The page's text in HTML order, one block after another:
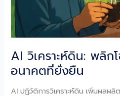
AI วิเคราะห์ดิน: พลิก
อนาคตที่ยั่งยืน
AI ปฏิวัติการวิเคราะห์ดิน เพิ่มผลผ